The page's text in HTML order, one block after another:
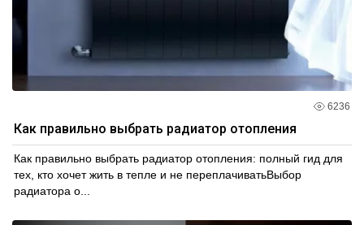
6236
Как правильно выбрать радиатор отопления
Как правильно выбрать радиатор отопления: полный гид для
тех, кто хочет жить в тепле и не переплачиватьВыбор
радиатора о...